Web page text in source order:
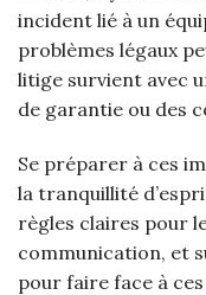
incident lié à un
problèmes légaux
litige survient avec
de garantie ou des
Se préparer à ces
la tranquillité
règles claires pour
communication, et
pour faire face à